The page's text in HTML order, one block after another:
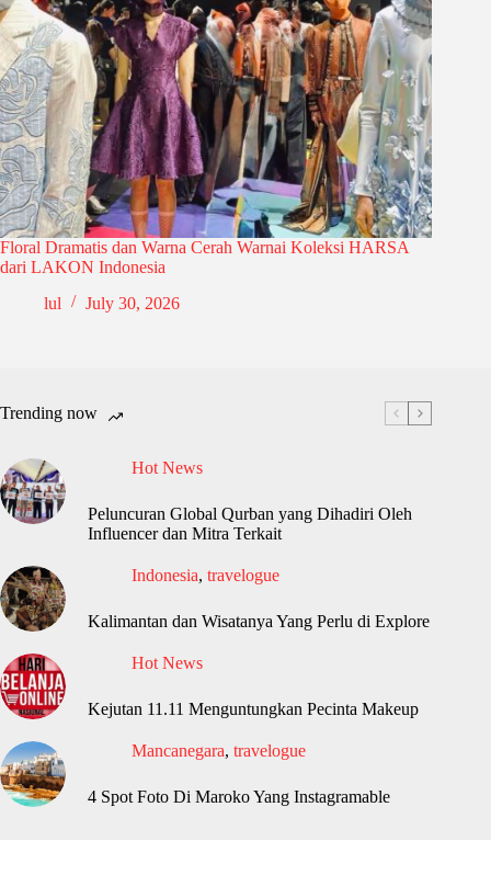
Floral Dramatis dan Warna Cerah Warnai Koleksi HARSA
dari LAKON Indonesia
lul
July 30, 2026
Trending now
Hot News
Peluncuran Global Qurban yang Dihadiri Oleh
Influencer dan Mitra Terkait
Indonesia, travelogue
Kalimantan dan Wisatanya Yang Perlu di Explore
Hot News
Kejutan 11.11 Menguntungkan Pecinta Makeup
Mancanegara, travelogue
4 Spot Foto Di Maroko Yang Instagramable